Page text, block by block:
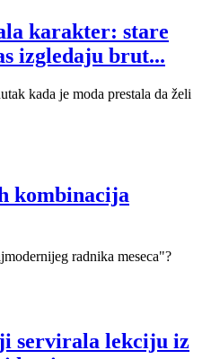
karakter: stare
izgledaju brut...
kada je moda prestala da želi
kombinacija
radnika meseca"?
servirala lekciju iz